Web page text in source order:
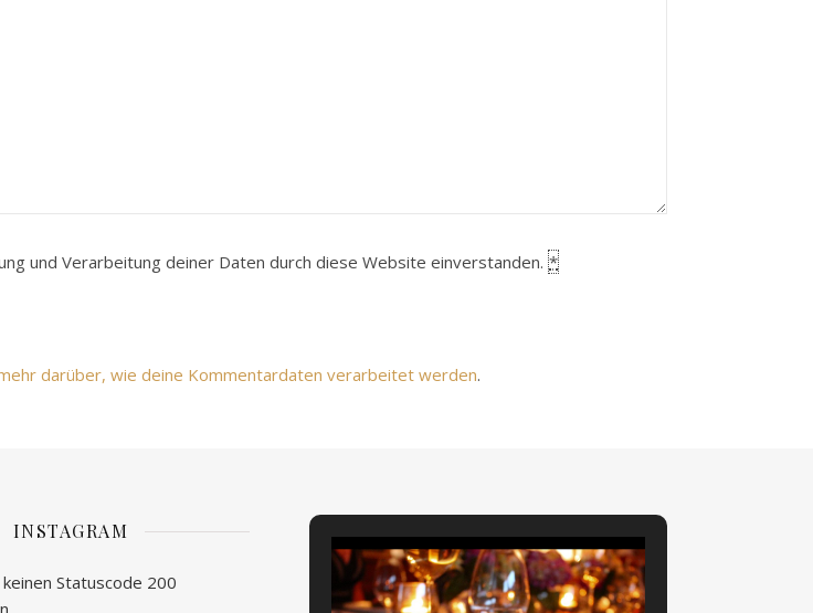
und Verarbeitung deiner Daten durch diese Website einverstanden. *
darüber, wie deine Kommentardaten verarbeitet werden.
INSTAGRAM
Statuscode 200